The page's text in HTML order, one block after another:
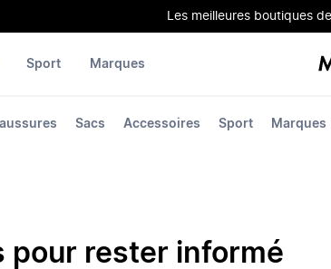
Les meilleures boutiques
Sacs Accessoires Sport Marques
Sport Marques
pour rester informé